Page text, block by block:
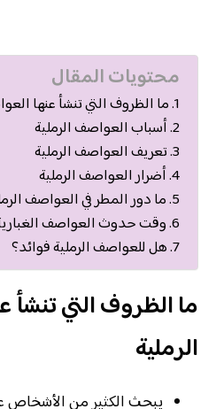
محتويات المقال
ما الظروف التي تنشأ عنها
أسباب العواصف الرملية
تعريف العواصف الرملية
أضرار العواصف الرملية
ما دور المطر في العواصف
وقت حدوث العواصف
هل للعواصف الرملية فوائد؟
ما الظروف التي تنشأ
الرملية
يبحث الكثير من